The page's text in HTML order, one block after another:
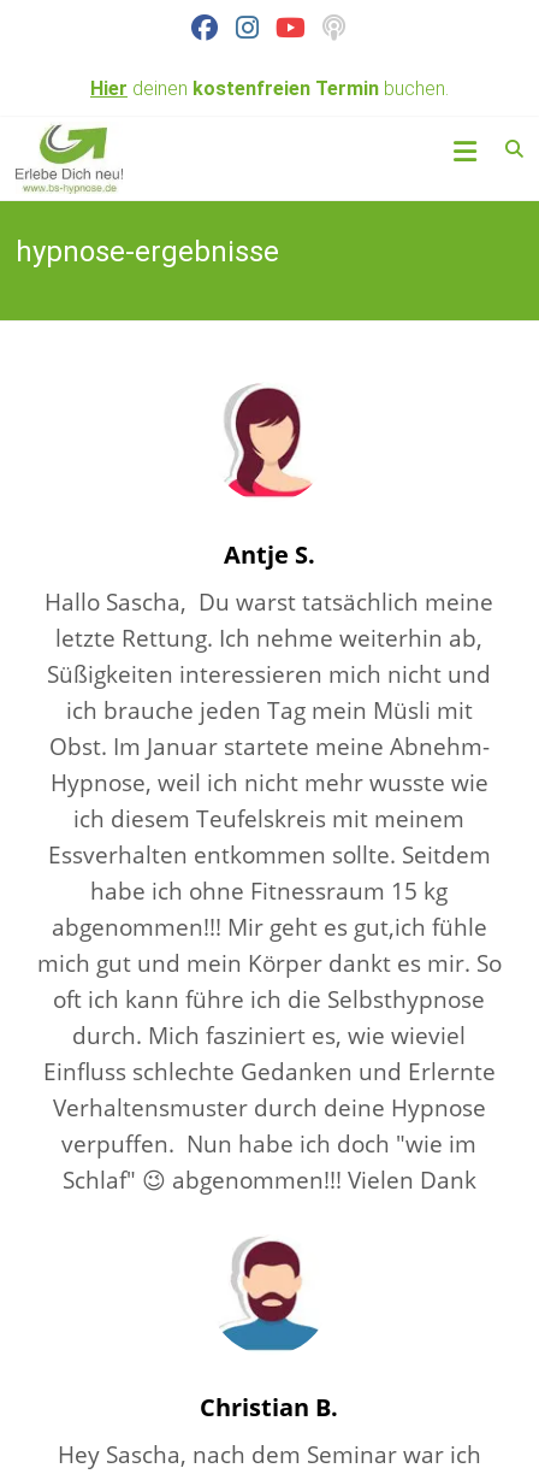
Hier deinen kostenfreien Terminbuchen.
BS
Hypnose
&
Coaching
Hypnose nahe
Braunschweig
hypnose-ergebnisse
Antje S.
Hallo Sascha, Du warst tatsächlich meine
letzte Rettung. Ich nehme weiterhin ab,
Süßigkeiten interessieren mich nicht und
ich brauche jeden Tag mein Müsli mit
Obst. Im Januar startete meine Abnehm-
Hypnose, weil ich nicht mehr wusste wie
ich diesem Teufelskreis mit meinem
Essverhalten entkommen sollte. Seitdem
habe ich ohne Fitnessraum 15 kg
abgenommen!!! Mir geht es gut,ich fühle
mich gut und mein Körper dankt es mir. So
oft ich kann führe ich die Selbsthypnose
durch. Mich fasziniert es, wie wieviel
Einfluss schlechte Gedanken und Erlernte
Verhaltensmuster durch deine Hypnose
verpuffen. Nun habe ich doch "wie im
Schlaf" 😉 abgenommen!!! Vielen Dank
Christian B.
Hey Sascha, nach dem Seminar war ich